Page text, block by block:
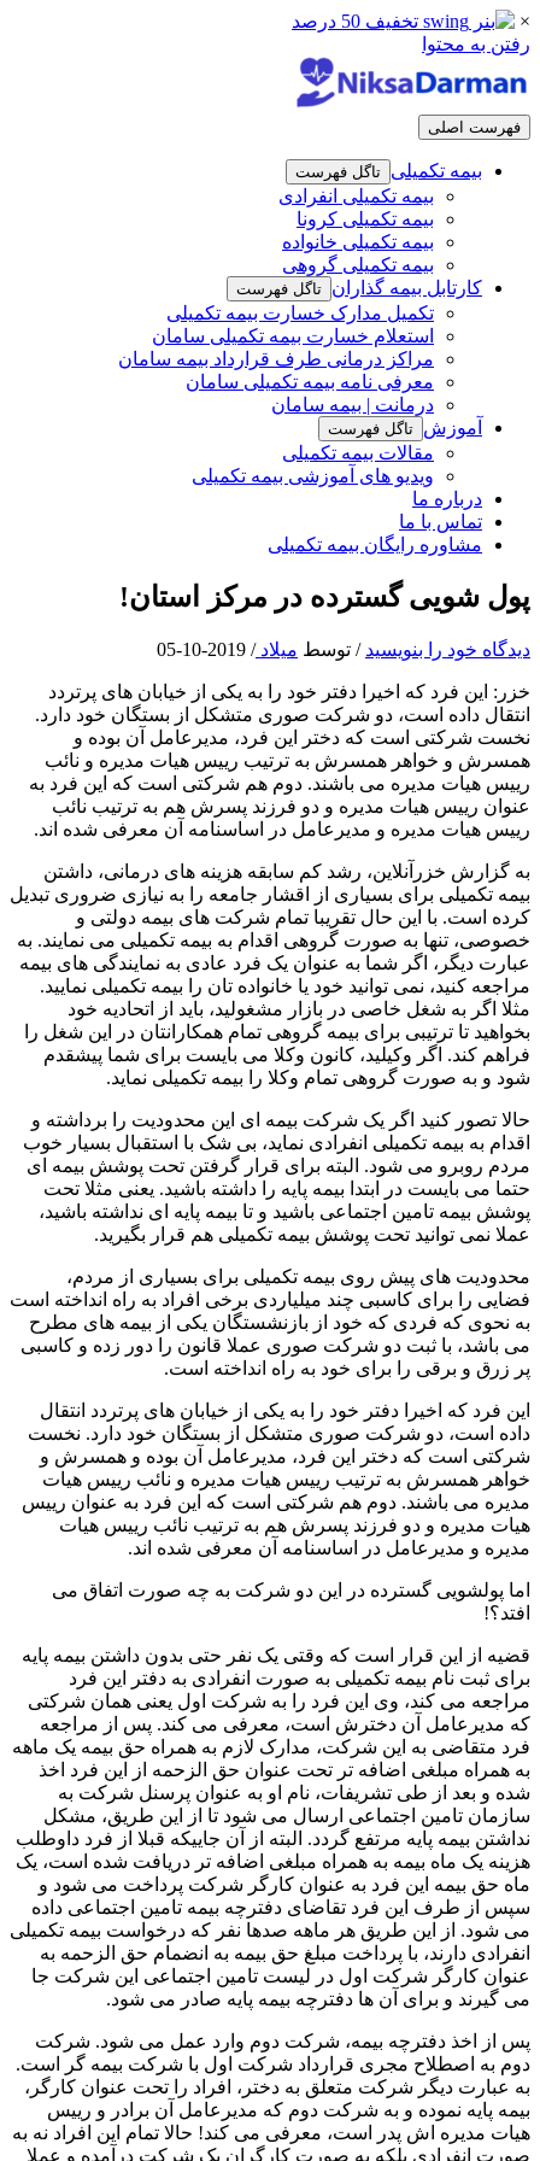
×
رفتن به محتوا
فهرست اصلی
بیمه تکمیلی تاگل فهرست
بیمه تکمیلی انفرادی
بیمه تکمیلی کرونا
بیمه تکمیلی خانواده
بیمه تکمیلی گروهی
کارتابل بیمه گذاران تاگل فهرست
تکمیل مدارک خسارت بیمه تکمیلی
استعلام خسارت بیمه تکمیلی سامان
مراکز درمانی طرف قرارداد بیمه سامان
معرفی نامه بیمه تکمیلی سامان
درمانت | بیمه سامان
آموزش تاگل فهرست
مقالات بیمه تکمیلی
ویدیو های آموزشی بیمه تکمیلی
درباره ما
تماس با ما
مشاوره رایگان بیمه تکمیلی
پول شویی گسترده در مرکز استان!
دیدگاه‌ خود را بنویسید / توسط میلاد/
2019-10-05
خزر: این فرد که اخیرا دفتر خود را به یکی از خیابان های پرتردد
انتقال داده است، دو شرکت صوری متشکل از بستگان خود دارد.
نخست شرکتی است که دختر این فرد، مدیرعامل آن بوده و
همسرش و خواهر همسرش به ترتیب رییس هیات مدیره و نائب
رییس هیات مدیره می باشند. دوم هم شرکتی است که این فرد به
عنوان رییس هیات مدیره و دو فرزند پسرش هم به ترتیب نائب
رییس هیات مدیره و مدیرعامل در اساسنامه آن معرفی شده اند.
به گزارش خزرآنلاین، رشد کم سابقه هزینه های درمانی، داشتن
بیمه تکمیلی برای بسیاری از اقشار جامعه را به نیازی ضروری تبدیل
کرده است. با این حال تقریبا تمام شرکت های بیمه دولتی و
خصوصی، تنها به صورت گروهی اقدام به بیمه تکمیلی می نمایند. به
عبارت دیگر، اگر شما به عنوان یک فرد عادی به نمایندگی های بیمه
مراجعه کنید، نمی توانید خود یا خانواده تان را بیمه تکمیلی نمایید.
مثلا اگر به شغل خاصی در بازار مشغولید، باید از اتحادیه خود
بخواهید تا ترتیبی برای بیمه گروهی تمام همکارانتان در این شغل را
فراهم کند. اگر وکیلید، کانون وکلا می بایست برای شما پیشقدم
شود و به صورت گروهی تمام وکلا را بیمه تکمیلی نماید.
حالا تصور کنید اگر یک شرکت بیمه ای این محدودیت را برداشته و
اقدام به بیمه تکمیلی انفرادی نماید، بی شک با استقبال بسیار خوب
مردم روبرو می شود. البته برای قرار گرفتن تحت پوشش بیمه ای
حتما می بایست در ابتدا بیمه پایه را داشته باشید. یعنی مثلا تحت
پوشش بیمه تامین اجتماعی باشید و تا بیمه پایه ای نداشته باشید،
عملا نمی توانید تحت پوشش بیمه تکمیلی هم قرار بگیرید.
محدودیت های پیش روی بیمه تکمیلی برای بسیاری از مردم،
فضایی را برای کاسبی چند میلیاردی برخی افراد به راه انداخته است
به نحوی که فردی که خود از بازنشستگان یکی از بیمه های مطرح
می باشد، با ثبت دو شرکت صوری عملا قانون را دور زده و کاسبی
پر زرق و برقی را برای خود به راه انداخته است.
این فرد که اخیرا دفتر خود را به یکی از خیابان های پرتردد انتقال
داده است، دو شرکت صوری متشکل از بستگان خود دارد. نخست
شرکتی است که دختر این فرد، مدیرعامل آن بوده و همسرش و
خواهر همسرش به ترتیب رییس هیات مدیره و نائب رییس هیات
مدیره می باشند. دوم هم شرکتی است که این فرد به عنوان رییس
هیات مدیره و دو فرزند پسرش هم به ترتیب نائب رییس هیات
مدیره و مدیرعامل در اساسنامه آن معرفی شده اند.
اما پولشویی گسترده در این دو شرکت به چه صورت اتفاق می
افتد؟!
قضیه از این قرار است که وقتی یک نفر حتی بدون داشتن بیمه پایه
برای ثبت نام بیمه تکمیلی به صورت انفرادی به دفتر این فرد
مراجعه می کند، وی این فرد را به شرکت اول یعنی همان شرکتی
که مدیرعامل آن دخترش است، معرفی می کند. پس از مراجعه
فرد متقاضی به این شرکت، مدارک لازم به همراه حق بیمه یک ماهه
به همراه مبلغی اضافه تر تحت عنوان حق الزحمه از این فرد اخذ
شده و بعد از طی تشریفات، نام او به عنوان پرسنل شرکت به
سازمان تامین اجتماعی ارسال می شود تا از این طریق، مشکل
نداشتن بیمه پایه مرتفع گردد. البته از آن جاییکه قبلا از فرد داوطلب
هزینه یک ماه بیمه به همراه مبلغی اضافه تر دریافت شده است، یک
ماه حق بیمه این فرد به عنوان کارگر شرکت پرداخت می شود و
سپس از طرف این فرد تقاضای دفترچه بیمه تامین اجتماعی داده
می شود. از این طریق هر ماهه صدها نفر که درخواست بیمه تکمیلی
انفرادی دارند، با پرداخت مبلغ حق بیمه به انضمام حق الزحمه به
عنوان کارگر شرکت اول در لیست تامین اجتماعی این شرکت جا
می گیرند و برای آن ها دفترچه بیمه پایه صادر می شود.
پس از اخذ دفترچه بیمه، شرکت دوم وارد عمل می شود. شرکت
دوم به اصطلاح مجری قرارداد شرکت اول با شرکت بیمه گر است.
به عبارت دیگر شرکت متعلق به دختر، افراد را تحت عنوان کارگر،
بیمه پایه نموده و به شرکت دوم که مدیرعامل آن برادر و رییس
هیات مدیره اش پدر است، معرفی می کند! حالا تمام این افراد نه به
صورت انفرادی بلکه به صورت کارگران یک شرکت درآمده و عملا